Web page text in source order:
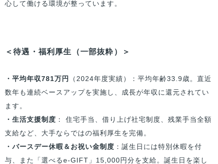
心して働ける環境が整っています。
＜待遇・福利厚生（一部抜粋）＞
・平均年収781万円
（2024年度実績）：平均年齢33.9歳。直近
数年も連続ベースアップを実施し、成長が年収に還元されてい
ます。
・生活支援制度 ： 住宅手当、借り上げ社宅制度、残業手当全額
支給など、大手ならではの福利厚生を完備。
・バースデー休暇＆お祝い金制度 ：誕生日には特別休暇を付
与、また「選べるe-GIFT」15,000円分を支給。誕生日を楽し